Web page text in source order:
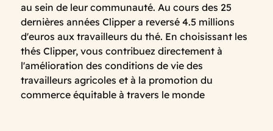
au sein de leur communauté. Au cours des 25
dernières années Clipper a reversé 4.5 millions
d'euros aux travailleurs du thé. En choisissant les
thés Clipper, vous contribuez directement à
l'amélioration des conditions de vie des
travailleurs agricoles et à la promotion du
commerce équitable à travers le monde